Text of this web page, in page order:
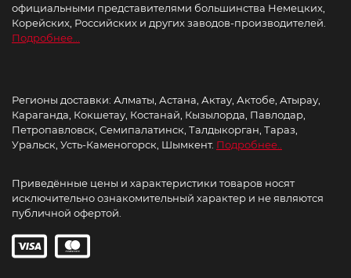
официальными представителями большинства Немецких,
Корейских, Российских и других заводов-производителей.
Подробнее...
Регионы доставки: Алматы, Астана, Актау, Актобе, Атырау,
Караганда, Кокшетау, Костанай, Кызылорда, Павлодар,
Петропавловск, Семипалатинск, Талдыкорган, Тараз,
Уральск, Усть-Каменогорск, Шымкент. Подробнее..
Приведённые цены и характеристики товаров носят
исключительно ознакомительный характер и не являются
публичной офертой.